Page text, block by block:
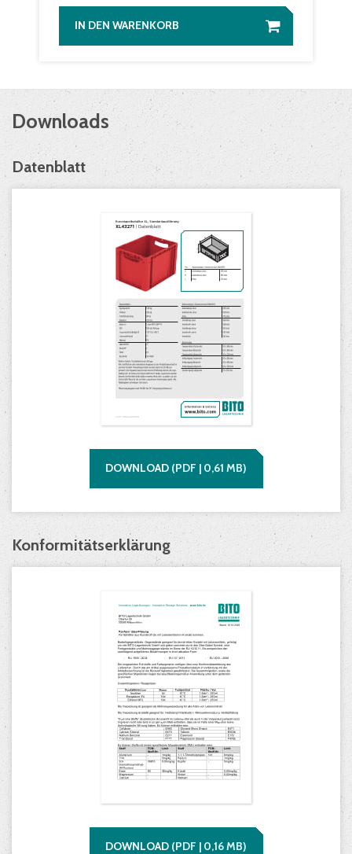
IN DEN WARENKORB
Downloads
Datenblatt
DOWNLOAD (PDF | 0,61 MB)
Konformitätserklärung
DOWNLOAD (PDF | 0,16MB)